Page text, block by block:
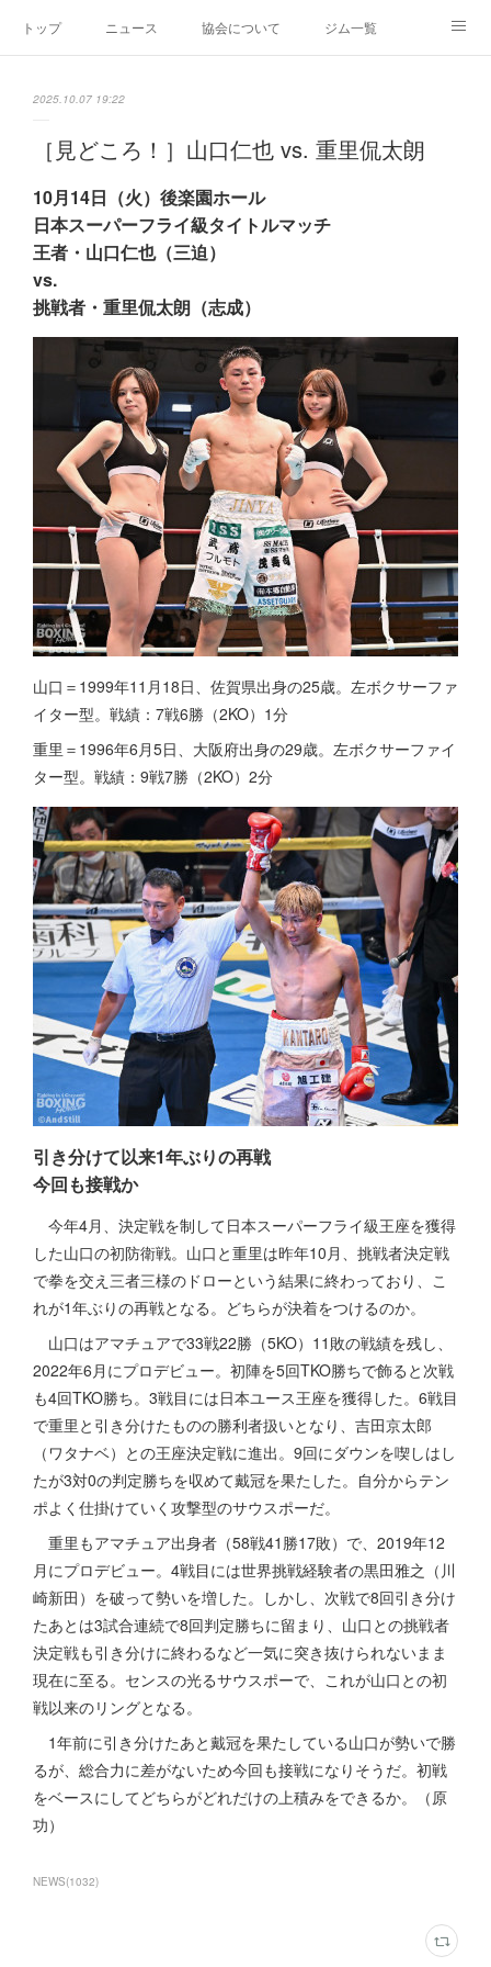
トップ ニュース 協会について ジム一覧
2025.10.07 19:22
［見どころ！］山口仁也 vs. 重里侃太朗
10月14日（火）後楽園ホール
日本スーパーフライ級タイトルマッチ
王者・山口仁也（三迫）
vs.
挑戦者・重里侃太朗（志成）
山口＝1999年11月18日、佐賀県出身の25歳。左ボクサーファ
イター型。戦績：7戦6勝（2KO）1分
重里＝1996年6月5日、大阪府出身の29歳。左ボクサーファイ
ター型。戦績：9戦7勝（2KO）2分
引き分けて以来1年ぶりの再戦
今回も接戦か
今年4月、決定戦を制して日本スーパーフライ級王座を獲得
した山口の初防衛戦。山口と重里は昨年10月、挑戦者決定戦
で拳を交え三者三様のドローという結果に終わっており、こ
れが1年ぶりの再戦となる。どちらが決着をつけるのか。
山口はアマチュアで33戦22勝（5KO）11敗の戦績を残し、
2022年6月にプロデビュー。初陣を5回TKO勝ちで飾ると次戦
も4回TKO勝ち。3戦目には日本ユース王座を獲得した。6戦目
で重里と引き分けたものの勝利者扱いとなり、吉田京太郎
（ワタナベ）との王座決定戦に進出。9回にダウンを喫しはし
たが3対0の判定勝ちを収めて戴冠を果たした。自分からテン
ポよく仕掛けていく攻撃型のサウスポーだ。
重里もアマチュア出身者（58戦41勝17敗）で、2019年12
月にプロデビュー。4戦目には世界挑戦経験者の黒田雅之（川
崎新田）を破って勢いを増した。しかし、次戦で8回引き分け
たあとは3試合連続で8回判定勝ちに留まり、山口との挑戦者
決定戦も引き分けに終わるなど一気に突き抜けられないまま
現在に至る。センスの光るサウスポーで、これが山口との初
戦以来のリングとなる。
1年前に引き分けたあと戴冠を果たしている山口が勢いで勝
るが、総合力に差がないため今回も接戦になりそうだ。初戦
をベースにしてどちらがどれだけの上積みをできるか。（原
功）
NEWS(1032)